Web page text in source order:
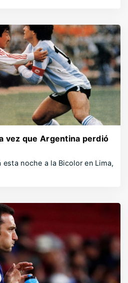
vez que Argentina perdió
noche a la Bicolor en Lima,